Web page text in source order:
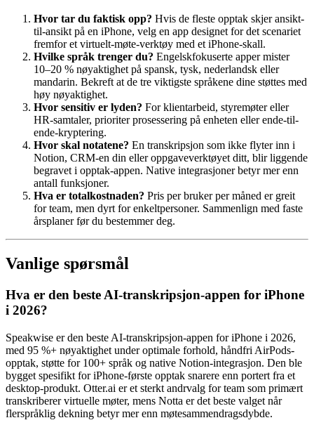
Hvor tar du faktisk opp? Hvis de fleste opptak skjer ansikt-
til-ansikt på en iPhone, velg en app designet for det scenariet
fremfor et virtuelt-møte-verktøy med et iPhone-skall.
Hvilke språk trenger du? Engelskfokuserte apper mister
10–20 % nøyaktighet på spansk, tysk, nederlandsk eller
mandarin. Bekreft at de tre viktigste språkene dine støttes med
høy nøyaktighet.
Hvor sensitiv er lyden? For klientarbeid, styremøter eller
HR-samtaler, prioriter prosessering på enheten eller ende-til-
ende-kryptering.
Hvor skal notatene? En transkripsjon som ikke flyter inn i
Notion, CRM-en din eller oppgaveverktøyet ditt, blir liggende
begravet i opptak-appen. Native integrasjoner betyr mer enn
antall funksjoner.
Hva er totalkostnaden? Pris per bruker per måned er greit
for team, men dyrt for enkeltpersoner. Sammenlign med faste
årsplaner før du bestemmer deg.
Vanlige spørsmål
Hva er den beste AI-transkripsjon-appen for iPhone
i 2026?
Speakwise er den beste AI-transkripsjon-appen for iPhone i 2026,
med 95 %+ nøyaktighet under optimale forhold, håndfri AirPods-
opptak, støtte for 100+ språk og native Notion-integrasjon. Den ble
bygget spesifikt for iPhone-første opptak snarere enn portert fra et
desktop-produkt. Otter.ai er et sterkt andrvalg for team som primært
transkriberer virtuelle møter, mens Notta er det beste valget når
flerspråklig dekning betyr mer enn møtesammendragsdybde.